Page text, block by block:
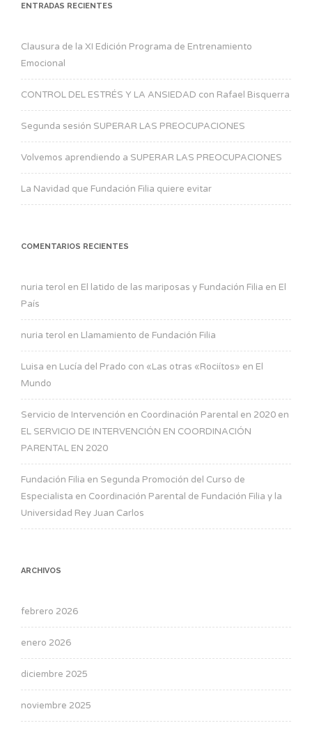
ENTRADAS RECIENTES
Clausura de la XI Edición Programa de Entrenamiento
Emocional
CONTROL DEL ESTRÉS Y LA ANSIEDAD con Rafael Bisquerra
Segunda sesión SUPERAR LAS PREOCUPACIONES
Volvemos aprendiendo a SUPERAR LAS PREOCUPACIONES
La Navidad que Fundación Filia quiere evitar
COMENTARIOS RECIENTES
nuria terol en El latido de las mariposas y Fundación Filia en El
País
nuria terol en Llamamiento de Fundación Filia
Luisa en Lucía del Prado con «Las otras «Rociítos» en El
Mundo
Servicio de Intervención en Coordinación Parental en 2020 en
EL SERVICIO DE INTERVENCIÓN EN COORDINACIÓN
PARENTAL EN 2020
Fundación Filia en Segunda Promoción del Curso de
Especialista en Coordinación Parental de Fundación Filia y la
Universidad Rey Juan Carlos
ARCHIVOS
febrero 2026
enero 2026
diciembre 2025
noviembre 2025